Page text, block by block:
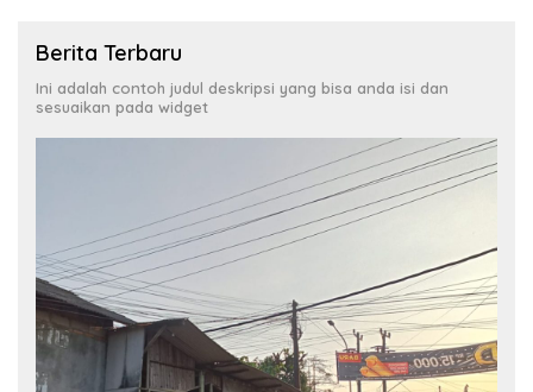
Berita Terbaru
Ini adalah contoh judul deskripsi yang bisa anda isi dan
sesuaikan pada widget